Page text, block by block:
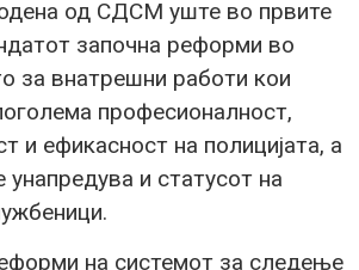
од СДСМ уште во првите
започна реформи во
за внатрешни работи кои
професионалност,
и ефикасност на полицијата, а
и статусот на
на системот за следење